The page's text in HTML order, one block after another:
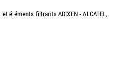
éléments filtrants ADIXEN - ALCATEL,